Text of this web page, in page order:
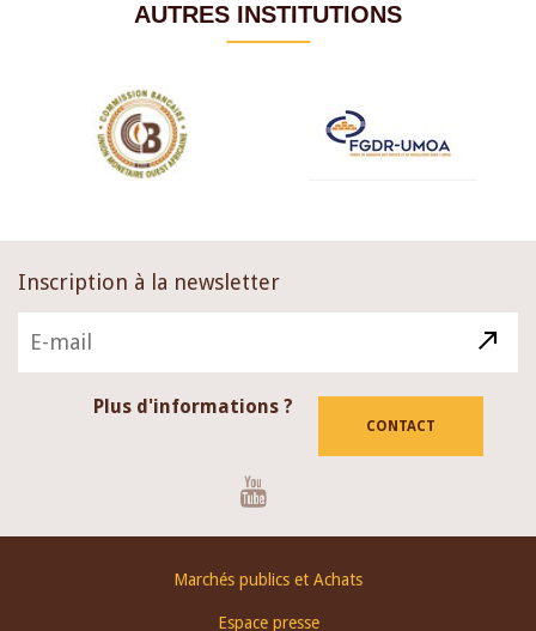
AUTRES INSTITUTIONS
Inscription à la newsletter
Plus d'informations ?
CONTACT
Marchés publics et Achats
Espace presse